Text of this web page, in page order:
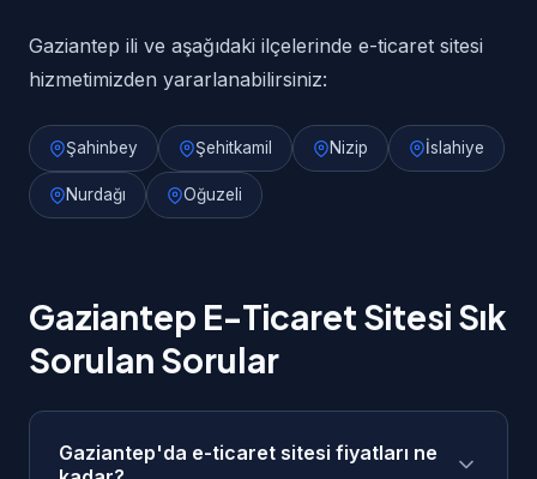
Gaziantep ili ve aşağıdaki ilçelerinde e-ticaret sitesi
hizmetimizden yararlanabilirsiniz:
Şahinbey Şehitkamil Nizip İslahiye
Nurdağı Oğuzeli
Gaziantep E-Ticaret Sitesi Sık
Sorulan Sorular
Gaziantep'da e-ticaret sitesi fiyatları ne